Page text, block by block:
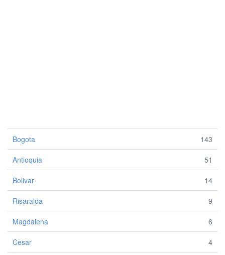
Bogota 143
Antioquia 51
Bolivar 14
Risaralda 9
Magdalena 6
Cesar 4